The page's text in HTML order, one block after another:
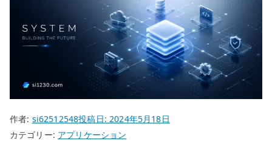
作者: si62512548投稿日:2024年5月18日
カテゴリー: アプリケーション